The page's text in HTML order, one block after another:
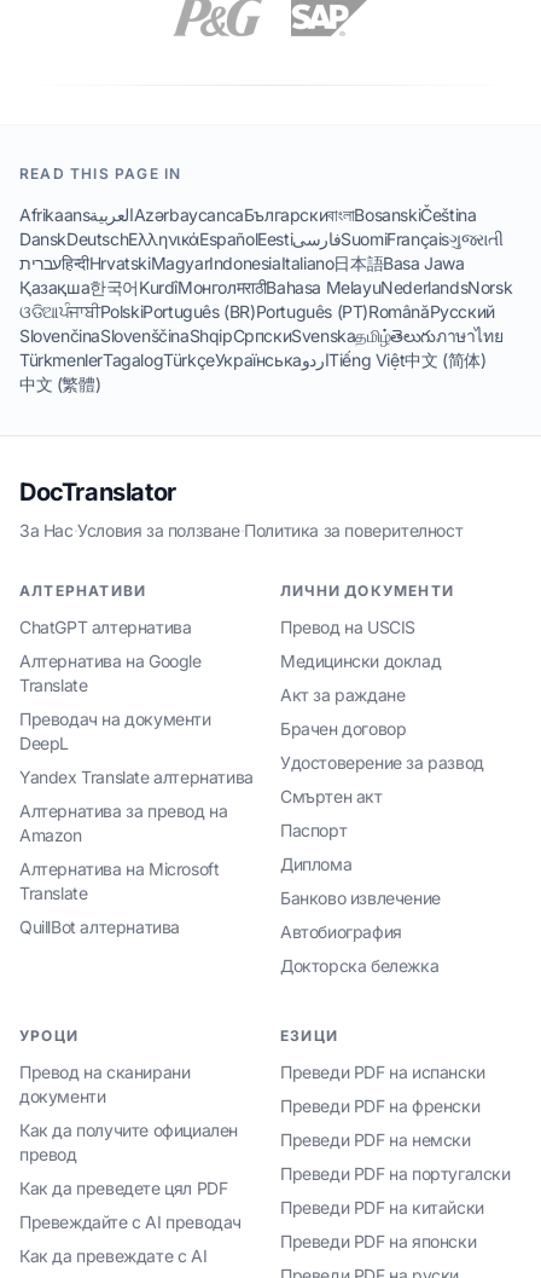
READ THIS PAGE IN
AfrikaansالعربيةAzərbaycancaБългарскиবাংলাBosanskiČeština
DanskDeutschΕλληνικάEspañolEestiفارسیSuomiFrançaisગુજરાતી
עבריתहिन्दीHrvatskiMagyarIndonesiaItaliano日本語Basa Jawa
Қазақша한국어KurdîМонголमराठीBahasa MelayuNederlandsNorsk
ଓଡିଆਪੰਜਾਬੀPolskiPortuguês (BR)Português (PT)RomânăРусский
SlovenčinaSlovenščinaShqipСрпскиSvenskaதமிழ்తెలుగుภาษาไทย
TürkmenlerTagalogTürkçeУкраїнськаاردوTiếng Việt中文 (简体)
中文 (繁體)
DocTranslator
За Нас·Условия за ползване·Политика за поверителност
АЛТЕРНАТИВИ
ChatGPT алтернатива
Алтернатива на Google
Translate
Преводач на документи
DeepL
Yandex Translate алтернатива
Алтернатива за превод на
Amazon
Алтернатива на Microsoft
Translate
QuillBot алтернатива
ЛИЧНИ ДОКУМЕНТИ
Превод на USCIS
Медицински доклад
Акт за раждане
Брачен договор
Удостоверение за развод
Смъртен акт
Паспорт
Диплома
Банково извлечение
Автобиография
Докторска бележка
УРОЦИ
Превод на сканирани
документи
Как да получите официален
превод
Как да преведете цял PDF
Превеждайте с AI преводач
Как да превеждате с AI
ЕЗИЦИ
Преведи PDF на испански
Преведи PDF на френски
Преведи PDF на немски
Преведи PDF на португалски
Преведи PDF на китайски
Преведи PDF на японски